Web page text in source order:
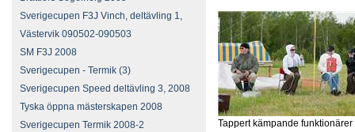
Sverigecupen F3J Vinch, deltävling 1,
Västervik 090502-090503
SM F3J 2008
Sverigecupen - Termik (3)
Sverigecupen Speed deltävling 3, 2008
Tyska öppna mästerskapen 2008
Sverigecupen Termik 2008-2
Tappert kämpande funktionärer